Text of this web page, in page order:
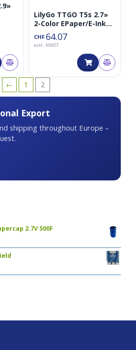
Export
shipping throughout Europe –
2.7V 500F
LilyGo TTGO T5s 2.7»
2-Color EPaper/E-Ink
inkl. ESP32 und
Mikrofon (Eink),
MAX9835, ICS43434)
CHF 64.07
exkl. MWST
← 1 2